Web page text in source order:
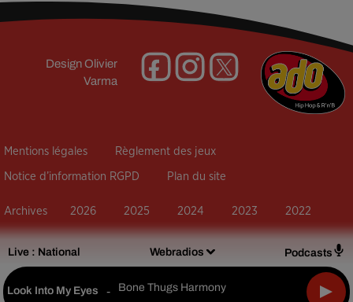
Live : National Webradios Podcasts
Look Into My Eyes - Bone Thugs Harmony
Design Olivier
Varma
Mentions légales Règlement des jeux
Notice d’information RGPD Plan du site
Archives 2026 2025 2024 2023 2022